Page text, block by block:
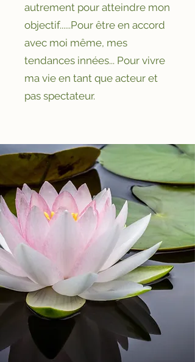
autrement pour atteindre mon
objectif......Pour être en accord
avec moi même, mes
tendances innées... Pour vivre
ma vie en tant que acteur et
pas spectateur.